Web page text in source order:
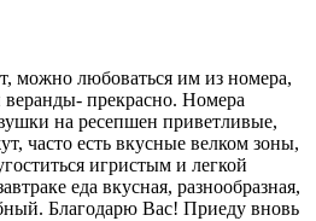
можно любоваться им из номера,
веранды- прекрасно. Номера
на ресепшен приветливые,
часто есть вкусные велком зоны,
игристым и легкой
еда вкусная, разнообразная,
Благодарю Вас! Приеду вновь